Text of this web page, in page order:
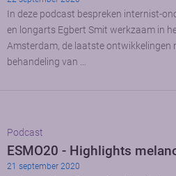
In deze podcast bespreken internist-
en longarts Egbert Smit werkzaam in
Amsterdam, de laatste ontwikkelingen
behandeling van …
Podcast
ESMO20 - Highlights
21 september 2020